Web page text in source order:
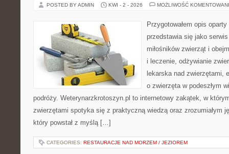
POSTED BY ADMIN KWI - 2 - 2026 MOŻLIWOŚĆ
Przygotowałem opis
przedstawia się jako
miłośników zwierząt i
i leczenie, odżywianie
lekarska nad zwierzętami,
o zwierzęta w podeszłym
podróży. Weterynarzkrotoszyn.pl to internetowy zakątek, w
zwierzętami spotyka się z praktyczną wiedzą oraz zrozumiałym
który powstał z myślą […]
CATEGORIES: RESTAURACJE NAD MORZEM / JEZIOREM